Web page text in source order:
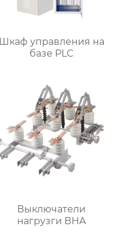
Шкаф управления на
базе PLC
Выключатели
нагрузги ВНА